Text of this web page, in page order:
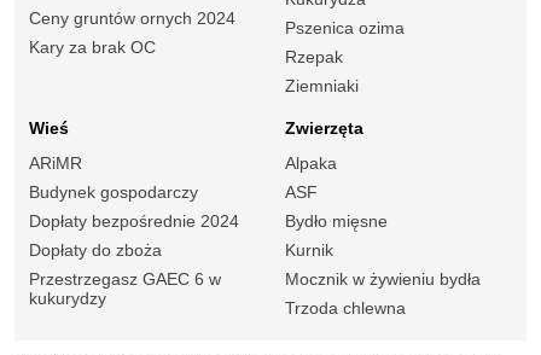
Ceny gruntów ornych 2024
Kary za brak OC
Pszenica ozima
Rzepak
Ziemniaki
Wieś
ARiMR
Budynek gospodarczy
Dopłaty bezpośrednie 2024
Dopłaty do zboża
Przestrzegasz GAEC 6 w
kukurydzy
Zwierzęta
Alpaka
ASF
Bydło mięsne
Kurnik
Mocznik w żywieniu bydła
Trzoda chlewna